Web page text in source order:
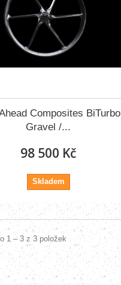
Composites BiTurbo
Gravel /...
98 500 Kč
Skladem
1 – 3 z 3 položek